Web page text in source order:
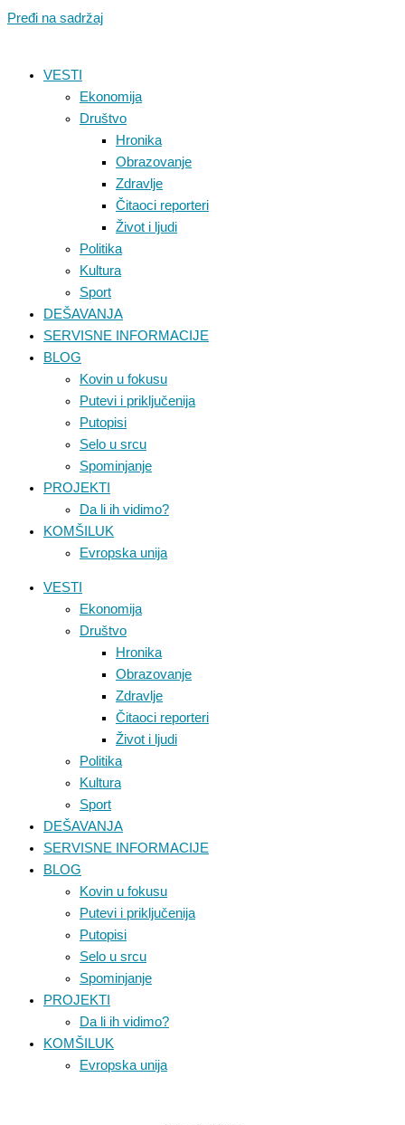
Pređi na sadržaj
VESTI
Ekonomija
Društvo
Hronika
Obrazovanje
Zdravlje
Čitaoci reporteri
Život i ljudi
Politika
Kultura
Sport
DEŠAVANJA
SERVISNE INFORMACIJE
BLOG
Kovin u fokusu
Putevi i priključenija
Putopisi
Selo u srcu
Spominjanje
PROJEKTI
Da li ih vidimo?
KOMŠILUK
Evropska unija
VESTI
Ekonomija
Društvo
Hronika
Obrazovanje
Zdravlje
Čitaoci reporteri
Život i ljudi
Politika
Kultura
Sport
DEŠAVANJA
SERVISNE INFORMACIJE
BLOG
Kovin u fokusu
Putevi i priključenija
Putopisi
Selo u srcu
Spominjanje
PROJEKTI
Da li ih vidimo?
KOMŠILUK
Evropska unija